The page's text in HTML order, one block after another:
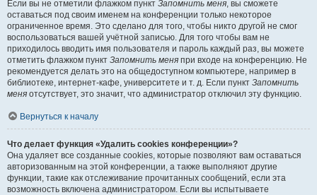
Если вы не отметили флажком пункт Запомнить меня, вы сможете
оставаться под своим именем на конференции только некоторое
ограниченное время. Это сделано для того, чтобы никто другой не смог
воспользоваться вашей учётной записью. Для того чтобы вам не
приходилось вводить имя пользователя и пароль каждый раз, вы можете
отметить флажком пункт Запомнить меня при входе на конференцию. Не
рекомендуется делать это на общедоступном компьютере, например в
библиотеке, интернет-кафе, университете и т. д. Если пункт Запомнить
меня отсутствует, это значит, что администратор отключил эту функцию.
Вернуться к началу
Что делает функция «Удалить cookies конференции»?
Она удаляет все созданные cookies, которые позволяют вам оставаться
авторизованным на этой конференции, а также выполняют другие
функции, такие как отслеживание прочитанных сообщений, если эта
возможность включена администратором. Если вы испытываете